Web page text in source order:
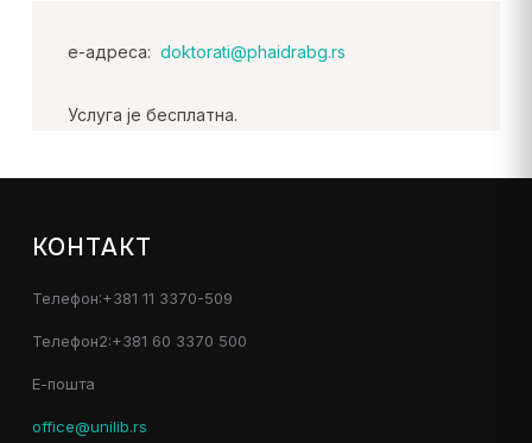
е-адреса: doktorati@phaidrabg.rs
Услуга је бесплатна.
КОНТАКТ
Телефон:+381 11 3370-509
Телефон2:+381 60 3370 500
Е-пошта
office@unilib.rs